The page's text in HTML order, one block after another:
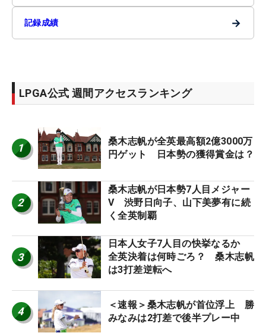
記録成績 →
LPGA公式 週間アクセスランキング
1
桑木志帆が全英最高額2億3000万
円ゲット 日本勢の獲得賞金は？
2
桑木志帆が日本勢7人目メジャー
V 渋野日向子、山下美夢有に続
く全英制覇
3
日本人女子7人目の快挙なるか
全英決着は何時ごろ？ 桑木志帆
は3打差逆転へ
4
＜速報＞桑木志帆が首位浮上 勝
みなみは2打差で後半プレー中